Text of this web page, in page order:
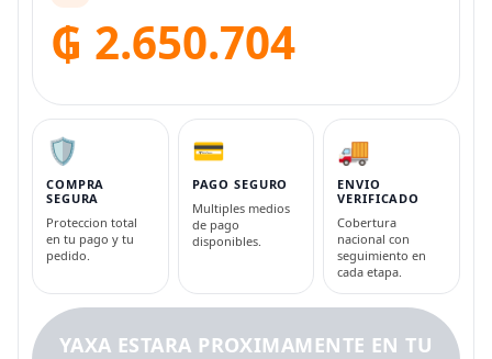
₲ 2.650.704
🛡️
COMPRA
SEGURA
Proteccion total
en tu pago y tu
pedido.
💳
PAGO SEGURO
Multiples medios
de pago
disponibles.
🚚
ENVIO
VERIFICADO
Cobertura
nacional con
seguimiento en
cada etapa.
YAXA ESTARA PROXIMAMENTE EN TU